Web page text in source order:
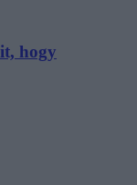
hogy